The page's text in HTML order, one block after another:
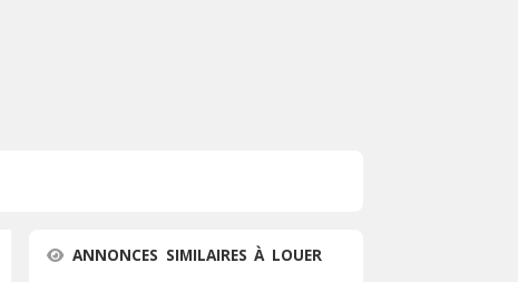
ANNONCES SIMILAIRES À LOUER